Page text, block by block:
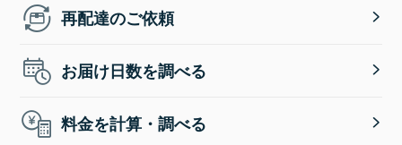
再配達のご依頼
お届け日数を調べる
料金を計算・調べる